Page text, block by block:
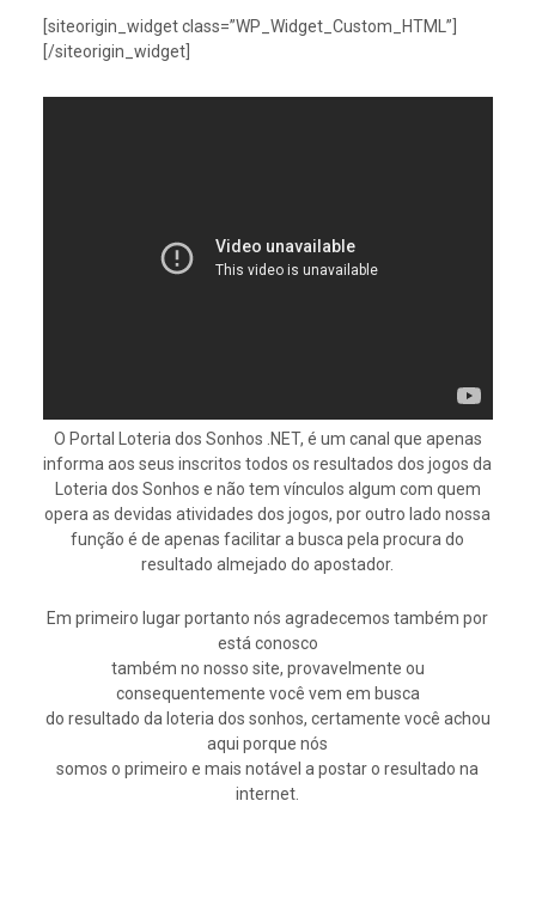
[siteorigin_widget class=”WP_Widget_Custom_HTML”]
[/siteorigin_widget]
O Portal Loteria dos Sonhos .NET, é um canal que apenas
informa aos seus inscritos todos os resultados dos jogos da
Loteria dos Sonhos e não tem vínculos algum com quem
opera as devidas atividades dos jogos, por outro lado nossa
função é de apenas facilitar a busca pela procura do
resultado almejado do apostador.
Em primeiro lugar portanto nós agradecemos também por
está conosco
também no nosso site, provavelmente ou
consequentemente você vem em busca
do resultado da loteria dos sonhos, certamente você achou
aqui porque nós
somos o primeiro e mais notável a postar o resultado na
internet.